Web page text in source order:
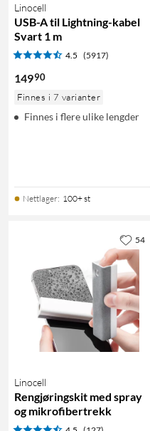
Linocell
USB-A til Lightning-kabel
Svart 1 m
4.5 (5917)
14990
Finnes i 7 varianter
Finnes i flere ulike lengder
Nettlager: 100+ st
Linocell
Rengjøringskit med spray
og mikrofibertrekk
54